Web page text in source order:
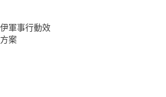
軍事行動效
案